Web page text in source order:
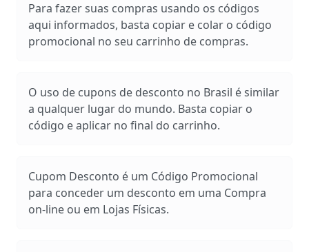
Para fazer suas compras usando os códigos
aqui informados, basta copiar e colar o código
promocional no seu carrinho de compras.
O uso de cupons de desconto no Brasil é similar
a qualquer lugar do mundo. Basta copiar o
código e aplicar no final do carrinho.
Cupom Desconto é um Código Promocional
para conceder um desconto em uma Compra
on-line ou em Lojas Físicas.